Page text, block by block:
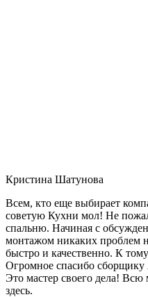
Кристина Шатунова
Всем, кто еще выбирает
советую Кухни мол! Не
спальню. Начиная с
монтажом никаких проблем
быстро и качественно. К
Огромное спасибо сборщику
Это мастер своего дела! Всю
здесь.